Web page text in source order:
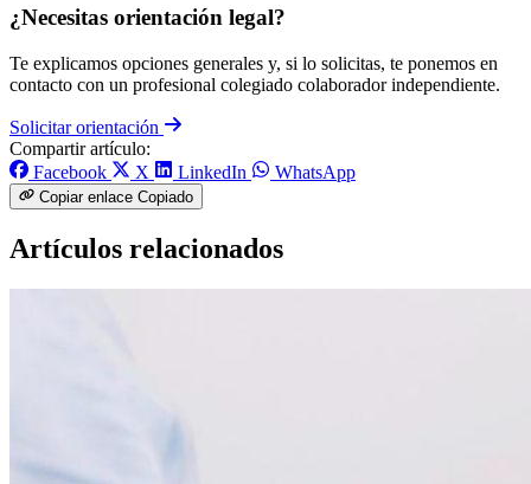
¿Necesitas orientación legal?
Te explicamos opciones generales y, si lo solicitas, te ponemos en
contacto con un profesional colegiado colaborador independiente.
Solicitar orientación
Compartir artículo:
Facebook
X LinkedIn WhatsApp
Copiar enlace Copiado
Artículos relacionados